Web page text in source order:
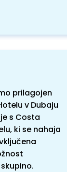
prilagojen
v Dubaju
s Costa
ki se nahaja